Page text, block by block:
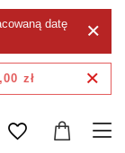
datę
zł